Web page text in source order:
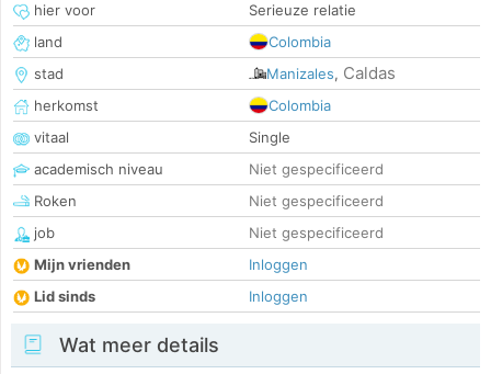
hier voor
Serieuze relatie
land
Colombia
stad
Manizales, Caldas
herkomst
Colombia
vitaal
Single
academisch niveau
Niet gespecificeerd
Roken
Niet gespecificeerd
job
Niet gespecificeerd
Mijn vrienden
Inloggen
Lid sinds
Inloggen
Wat meer details